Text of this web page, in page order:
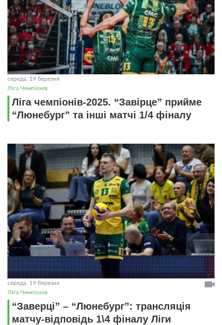
середа, 19 березня
Ліга Чемпіонів
Ліга чемпіонів-2025. “Завірце” прийме
“Люнебург” та інші матчі 1/4 фіналу
середа, 19 березня
Ліга Чемпіонів
“Заверці” – “Люнебург”: трансляція
матчу-відповідь 1\4 фіналу Ліги